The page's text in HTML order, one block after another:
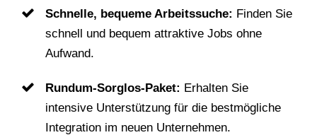
Schnelle, bequeme Arbeitssuche: Finden Sie
schnell und bequem attraktive Jobs ohne
Aufwand.
Rundum-Sorglos-Paket: Erhalten Sie
intensive Unterstützung für die bestmögliche
Integration im neuen Unternehmen.